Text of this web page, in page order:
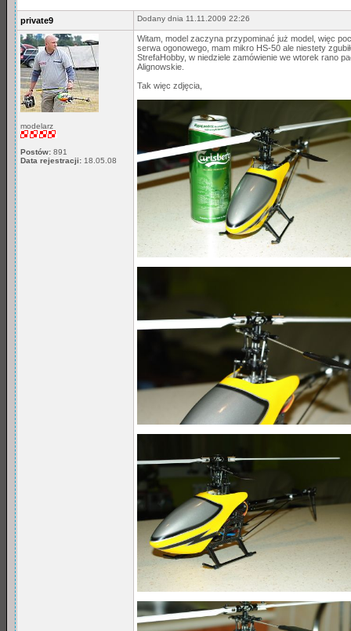
private9 Dodany dnia 11.11.2009 22:26
modelarz
Postów: 891
Data rejestracji: 18.05.08
Witam, model zaczyna przypominać już model, więc
serwa ogonowego, mam mikro HS-50 ale niestety
StrefaHobby, w niedziele zamówienie we wtorek rano
Alignowskie.
Tak więc zdjęcia,